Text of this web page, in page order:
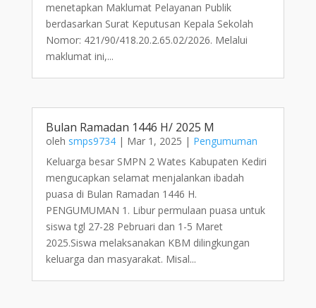
menetapkan Maklumat Pelayanan Publik
berdasarkan Surat Keputusan Kepala Sekolah
Nomor: 421/90/418.20.2.65.02/2026. Melalui
maklumat ini,...
Bulan Ramadan 1446 H/ 2025 M
oleh smps9734| Mar 1, 2025 | Pengumuman
Keluarga besar SMPN 2 Wates Kabupaten Kediri
mengucapkan selamat menjalankan ibadah
puasa di Bulan Ramadan 1446 H.
PENGUMUMAN 1. Libur permulaan puasa untuk
siswa tgl 27-28 Pebruari dan 1-5 Maret
2025.Siswa melaksanakan KBM dilingkungan
keluarga dan masyarakat. Misal...